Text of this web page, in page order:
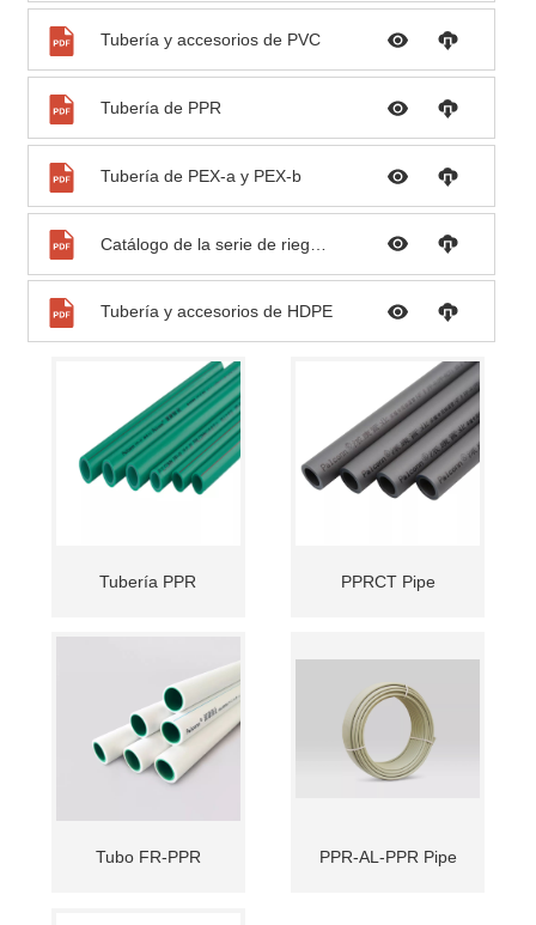
Tubería y accesorios de PVC
Tubería de PPR
Tubería de PEX-a y PEX-b
Tubería y accesorios de HDPE
Tubería PPR PPRCT Pipe
Tubo FR-PPR PPR-AL-PPR Pipe